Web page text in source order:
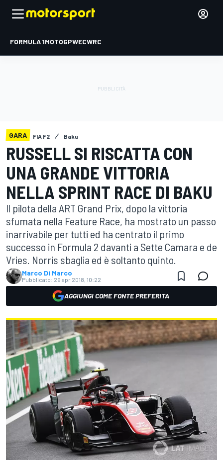
FORMULA 1MOTOGPWECWRC
GARA FIA F2 Baku
RUSSELL SI RISCATTA CON
UNA GRANDE VITTORIA
NELLA SPRINT RACE DI BAKU
Il pilota della ART Grand Prix, dopo la vittoria
sfumata nella Feature Race, ha mostrato un passo
inarrivabile per tutti ed ha centrato il primo
successo in Formula 2 davanti a Sette Camara e de
Vries. Norris sbaglia ed è soltanto quinto.
Marco Di Marco
Pubblicato: 29 apr 2018, 10:22
AGGIUNGI COME FONTE PREFERITA